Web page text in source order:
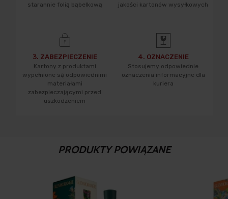
starannie folią bąbelkową
jakości kartonów wysyłkowych
3. ZABEZPIECZENIE
Kartony z produktami
wypełnione są odpowiednimi
materiałami
zabezpieczającymi przed
uszkodzeniem
4. OZNACZENIE
Stosujemy odpowiednie
oznaczenia informacyjne dla
kuriera
PRODUKTY POWIĄZANE